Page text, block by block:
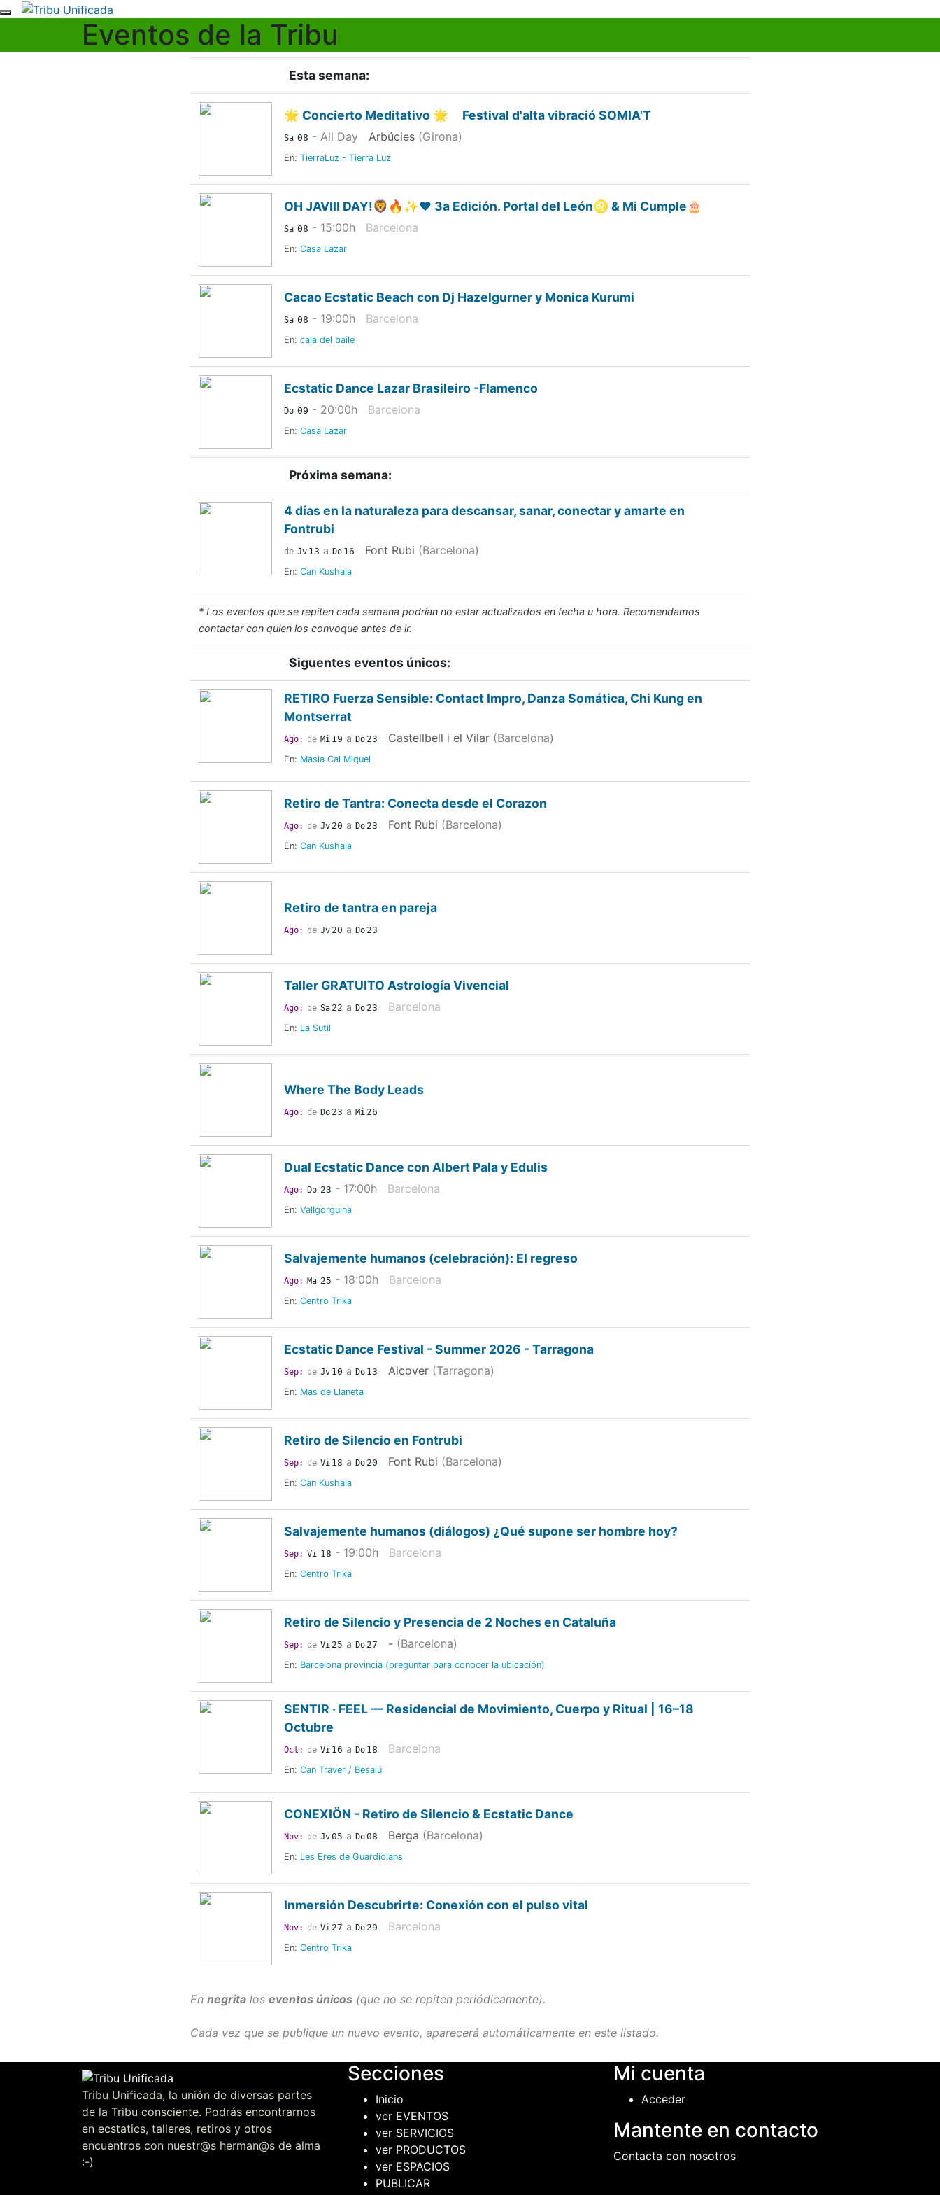
Skip
Eventos de la Tribu
Esta semana:
🌟 Concierto Meditativo 🌟 Festival d'alta vibració SOMIA'T
Sa 08 - All Day Arbúcies (Girona)
En: TierraLuz - Tierra Luz
OH JAVIII DAY!🦁🔥✨❤️ 3a Edición. Portal del León♌ & Mi Cumple🎂
Sa 08 - 15:00h Barcelona
En: Casa Lazar
Cacao Ecstatic Beach con Dj Hazelgurner y Monica Kurumi
Sa 08 - 19:00h Barcelona
En: cala del baile
Ecstatic Dance Lazar Brasileiro -Flamenco
Do 09 - 20:00h Barcelona
En: Casa Lazar
Próxima semana:
4 días en la naturaleza para descansar, sanar, conectar y amarte en
Fontrubi
de Jv 13 a Do 16 Font Rubi (Barcelona)
En: Can Kushala
* Los eventos que se repiten cada semana podrían no estar actualizados en fecha u hora. Recomendamos
contactar con quien los convoque antes de ir.
Siguentes eventos únicos:
RETIRO Fuerza Sensible: Contact Impro, Danza Somática, Chi Kung en
Montserrat
Ago: de Mi 19 a Do 23 Castellbell i el Vilar (Barcelona)
En: Masia Cal Miquel
Retiro de Tantra: Conecta desde el Corazon
Ago: de Jv 20 a Do 23 Font Rubi (Barcelona)
En: Can Kushala
Retiro de tantra en pareja
Ago: de Jv 20 a Do 23
Taller GRATUITO Astrología Vivencial
Ago: de Sa 22 a Do 23 Barcelona
En: La Sutil
Where The Body Leads
Ago: de Do 23 a Mi 26
Dual Ecstatic Dance con Albert Pala y Edulis
Ago: Do 23 - 17:00h Barcelona
En: Vallgorguina
Salvajemente humanos (celebración): El regreso
Ago: Ma 25 - 18:00h Barcelona
En: Centro Trika
Ecstatic Dance Festival - Summer 2026 - Tarragona
Sep: de Jv 10 a Do 13 Alcover (Tarragona)
En: Mas de Llaneta
Retiro de Silencio en Fontrubi
Sep: de Vi 18 a Do 20 Font Rubi (Barcelona)
En: Can Kushala
Salvajemente humanos (diálogos) ¿Qué supone ser hombre hoy?
Sep: Vi 18 - 19:00h Barcelona
En: Centro Trika
Retiro de Silencio y Presencia de 2 Noches en Cataluña
Sep: de Vi 25 a Do 27 - (Barcelona)
En: Barcelona provincia (preguntar para conocer la ubicación)
SENTIR · FEEL — Residencial de Movimiento, Cuerpo y Ritual | 16–18
Octubre
Oct: de Vi 16 a Do 18 Barcelona
En: Can Traver / Besalú
CONEXIÖN - Retiro de Silencio & Ecstatic Dance
Nov: de Jv05 a Do08 Berga (Barcelona)
En: Les Eres de Guardiolans
Inmersión Descubrirte: Conexión con el pulso vital
Nov: de Vi 27 a Do 29 Barcelona
En: Centro Trika
En negrita los eventos únicos (que no se repiten periódicamente).
Cada vez que se publique un nuevo evento, aparecerá automáticamente en este listado.
Tribu Unificada, la unión de diversas partes
de la Tribu consciente. Podrás encontrarnos
en ecstatics, talleres, retiros y otros
encuentros con nuestr@s herman@s de alma
:-)
Secciones
Inicio
ver EVENTOS
ver SERVICIOS
ver PRODUCTOS
ver ESPACIOS
PUBLICAR
Mi cuenta
Acceder
Mantente en contacto
Contacta con nosotros